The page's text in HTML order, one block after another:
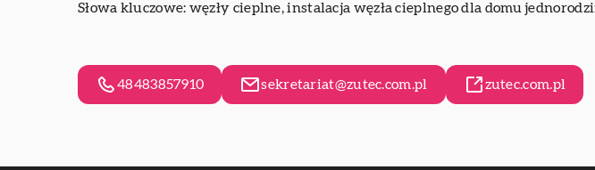
Słowa kluczowe: węzły cieplne,instalacja węzła cieplnego dla domu
48483857910 sekretariat@zutec.com.pl zutec.com.pl